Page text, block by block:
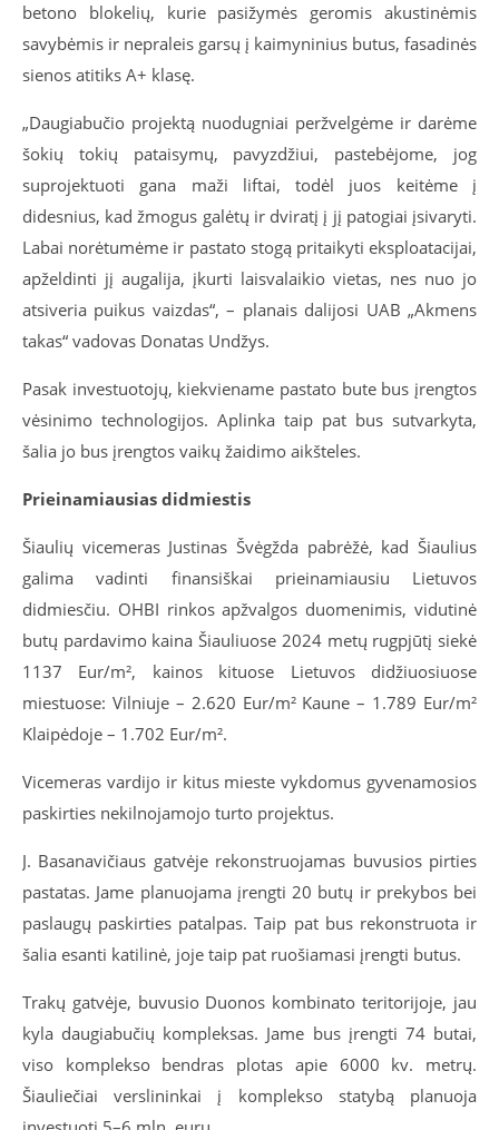
betono blokelių, kurie pasižymės geromis akustinėmis
savybėmis ir nepraleis garsų į kaimyninius butus, fasadinės
sienos atitiks A+ klasę.
„Daugiabučio projektą nuodugniai peržvelgėme ir darėme
šokių tokių pataisymų, pavyzdžiui, pastebėjome, jog
suprojektuoti gana maži liftai, todėl juos keitėme į
didesnius, kad žmogus galėtų ir dviratį į jį patogiai įsivaryti.
Labai norėtumėme ir pastato stogą pritaikyti eksploatacijai,
apželdinti jį augalija, įkurti laisvalaikio vietas, nes nuo jo
atsiveria puikus vaizdas“, – planais dalijosi UAB „Akmens
takas“ vadovas Donatas Undžys.
Pasak investuotojų, kiekviename pastato bute bus įrengtos
vėsinimo technologijos. Aplinka taip pat bus sutvarkyta,
šalia jo bus įrengtos vaikų žaidimo aikšteles.
Prieinamiausias didmiestis
Šiaulių vicemeras Justinas Švėgžda pabrėžė, kad Šiaulius
galima vadinti finansiškai prieinamiausiu Lietuvos
didmiesčiu. OHBI rinkos apžvalgos duomenimis, vidutinė
butų pardavimo kaina Šiauliuose 2024 metų rugpjūtį siekė
1137 Eur/m², kainos kituose Lietuvos didžiuosiuose
miestuose: Vilniuje – 2.620 Eur/m² Kaune – 1.789 Eur/m²
Klaipėdoje – 1.702 Eur/m².
Vicemeras vardijo ir kitus mieste vykdomus gyvenamosios
paskirties nekilnojamojo turto projektus.
J. Basanavičiaus gatvėje rekonstruojamas buvusios pirties
pastatas. Jame planuojama įrengti 20 butų ir prekybos bei
paslaugų paskirties patalpas. Taip pat bus rekonstruota ir
šalia esanti katilinė, joje taip pat ruošiamasi įrengti butus.
Trakų gatvėje, buvusio Duonos kombinato teritorijoje, jau
kyla daugiabučių kompleksas. Jame bus įrengti 74 butai,
viso komplekso bendras plotas apie 6000 kv. metrų.
Šiauliečiai verslininkai į komplekso statybą planuoja